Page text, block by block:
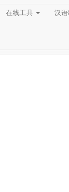
在线工具 汉